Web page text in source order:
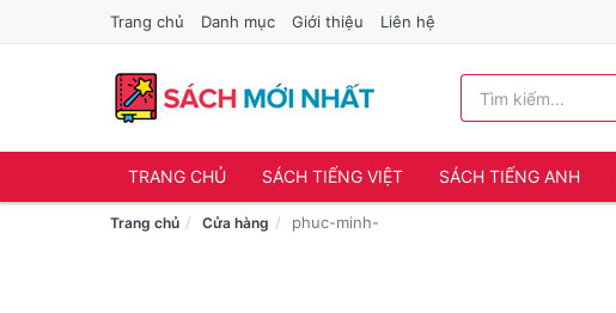
Trang chủ Danh mục Giới thiệu Liên hệ
TRANG CHỦ SÁCH TIẾNG VIỆT SÁCH TIẾNG ANH
Trang chủ Cửa hàng phuc-minh-